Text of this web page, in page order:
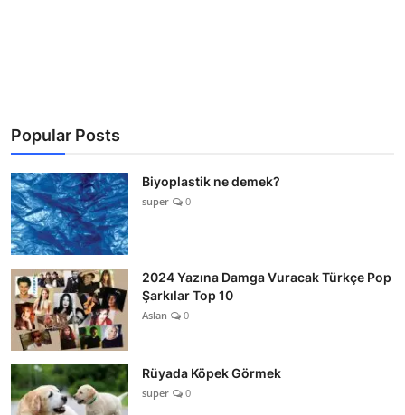
Popular Posts
Biyoplastik ne demek?
super 0
2024 Yazına Damga Vuracak Türkçe Pop
Şarkılar Top 10
Aslan 0
Rüyada Köpek Görmek
super 0